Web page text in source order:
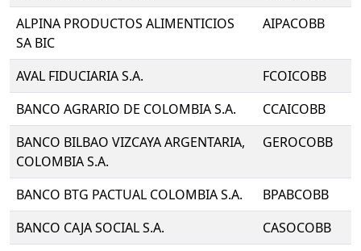
ALPINA PRODUCTOS ALIMENTICIOS
SA BIC
AIPACOBB
AVAL FIDUCIARIA S.A.
FCOICOBB
BANCO AGRARIO DE COLOMBIA S.A.
CCAICOBB
BANCO BILBAO VIZCAYA ARGENTARIA,
COLOMBIA S.A.
GEROCOBB
BANCO BTG PACTUAL COLOMBIA S.A.
BPABCOBB
BANCO CAJA SOCIAL S.A.
CASOCOBB